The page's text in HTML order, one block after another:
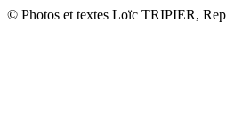
© Photos et textes Loïc TRIPIER,